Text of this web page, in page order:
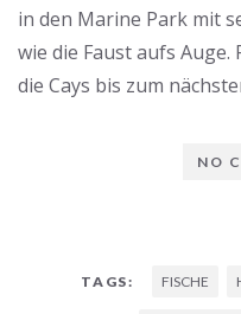
in den Marine Park mit
wie die Faust aufs
die Cays bis zum
NO
TAGS: FISCHE